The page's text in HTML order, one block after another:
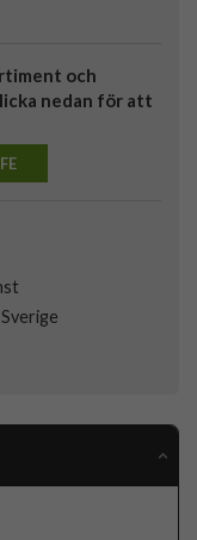
och
nedan för att